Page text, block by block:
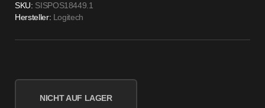
SKU: SISPOS18449.1
Hersteller: Logitech
NICHT AUF LAGER